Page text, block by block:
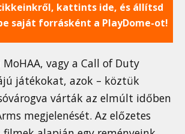
kattints ide, és állítsd
saját forrásként a PlayDome-ot!
vagy a Call of Duty
játékokat, azok – köztük
várták az elmúlt időben
megjelenését. Az előzetes